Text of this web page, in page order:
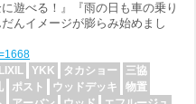
遊べる！』『雨の日も車の乗り
んイメージが膨らみ始めまし
LIXIL YKK タカショー
三協
ポスト ウッドデッキ
物置